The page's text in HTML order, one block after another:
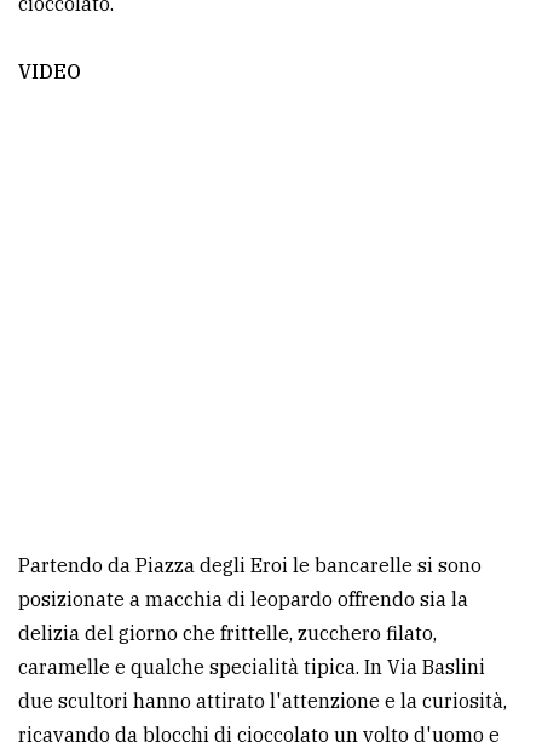
policy
VIDEO
Partendo da Piazza degli Eroi le bancarelle si sono
posizionate a macchia di leopardo offrendo sia la
delizia del giorno che frittelle, zucchero filato,
caramelle e qualche specialità tipica. In Via Baslini
due scultori hanno attirato l'attenzione e la curiosità,
ricavando da blocchi di cioccolato un volto d'uomo e